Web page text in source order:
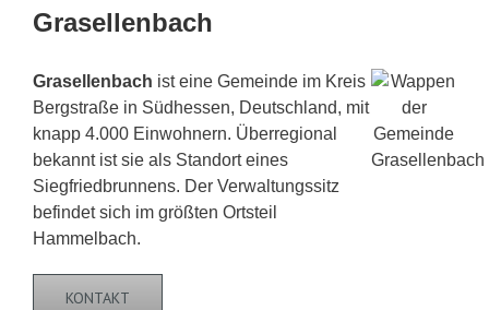
Grasellenbach
Grasellenbach ist eine Gemeinde im Kreis
Bergstraße in Südhessen, Deutschland, mit
knapp 4.000 Einwohnern. Überregional
bekannt ist sie als Standort eines
Siegfriedbrunnens. Der Verwaltungssitz
befindet sich im größten Ortsteil
Hammelbach.
KONTAKT